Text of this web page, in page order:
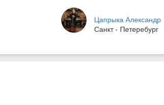
Цапрыка Александр
Санкт - Петеребург